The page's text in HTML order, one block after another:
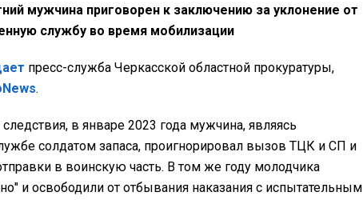
мужчина приговорен к заключению за уклонение от
службу во время мобилизации
пресс-служба Черкасской областной прокуратуры,
.
в январе 2023 года мужчина, являясь
солдатом запаса, проигнорировал вызов ТЦК и СП и
в воинскую часть. В том же году молодчика
и освободили от отбывания наказания с испытательным